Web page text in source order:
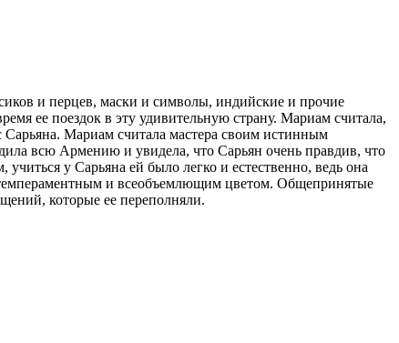
и перцев, маски и символы, индийские и прочие
ее поездок в эту удивительную страну. Мариам считала,
Сарьяна. Мариам считала мастера своим истинным
всю Армению и увидела, что Сарьян очень правдив, что
у Сарьяна ей было легко и естественно, ведь она
и всеобъемлющим цветом. Общепринятые
которые ее переполняли.